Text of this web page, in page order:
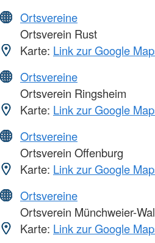
Ortsvereine
Ortsverein Rust
Karte: Link zur Google
Ortsvereine
Ortsverein Ringsheim
Karte: Link zur Google
Ortsvereine
Ortsverein Offenburg
Karte: Link zur Google
Ortsvereine
Ortsverein Münchweier-
Karte: Link zur Google